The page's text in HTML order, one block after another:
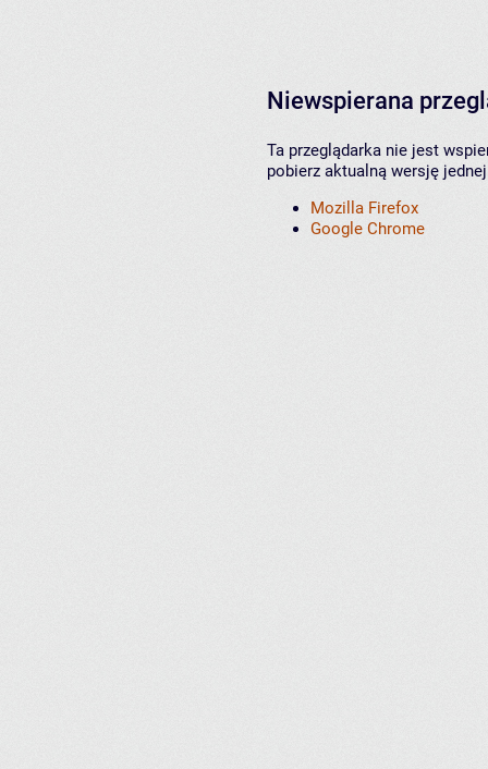
Niewspierana
Ta przeglądarka nie jest
pobierz aktualną wersję
Mozilla Firefox
Google Chrome